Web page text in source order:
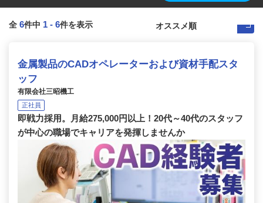
全 6件中 1 - 6件を表示
金属製品のCADオペレーターおよび資材手配スタ
ッフ
有限会社三昭機工
正社員
即戦力採用。月給275,000円以上！20代～40代のスタッフ
が中心の職場でキャリアを発揮しませんか